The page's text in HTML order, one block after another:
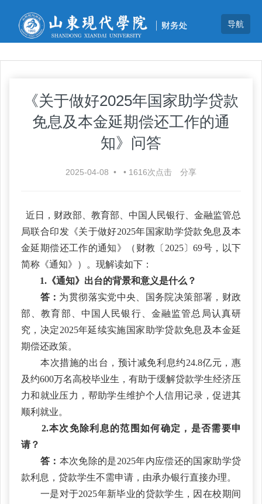
《关于做好2025年国家助学贷款
免息及本金延期偿还工作的通
知》问答
2025-04-08 • • 1616次点击 分享
近日，财政部、教育部、中国人民银行、金融监管总
局联合印发《关于做好2025年国家助学贷款免息及本
金延期偿还工作的通知》（财教〔2025〕69号，以下
简称《通知》）。现解读如下：
1.《通知》出台的背景和意义是什么？
答： 为贯彻落实党中央、国务院决策部署，财政
部、教育部、中国人民银行、金融监管总局认真研
究，决定2025年延续实施国家助学贷款免息及本金延
期偿还政策。
本次措施的出台，预计减免利息约24.8亿元，惠
及约600万名高校毕业生，有助于缓解贷款学生经济压
力和就业压力，帮助学生维护个人信用记录，促进其
顺利就业。
2.本次免除利息的范围如何确定，是否需要申
请？
答： 本次免除的是2025年内应偿还的国家助学贷
款利息，贷款学生不需申请，由承办银行直接办理。
一是对于2025年新毕业的贷款学生，因在校期间